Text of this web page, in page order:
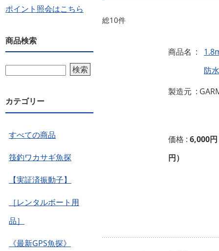
ポイント照会はこちら
商品検索
検索
カテゴリー
すべての商品
筏釣ワカサギ魚探
【実証済振動子】
［レンタルボート用
品］
《最新GPS魚探》
総10件
商品名 :
防
製造元 :
価格 : 6,000
円）